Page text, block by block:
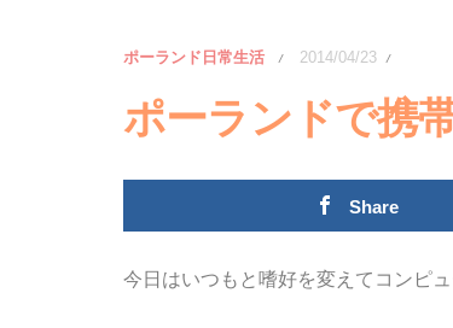
ポーランド日常生活 / 2014/04/23 /
ポーランドで携
Share
今日はいつもと嗜好を変えてコンピュ